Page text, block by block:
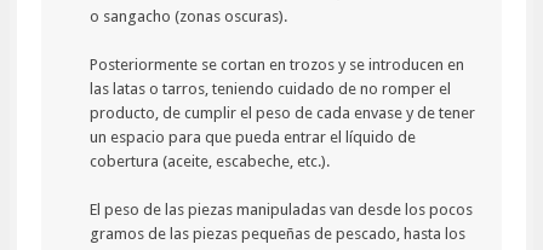
o sangacho (zonas oscuras).
Posteriormente se cortan en trozos y se introducen en
las latas o tarros, teniendo cuidado de no romper el
producto, de cumplir el peso de cada envase y de tener
un espacio para que pueda entrar el líquido de
cobertura (aceite, escabeche, etc.).
El peso de las piezas manipuladas van desde los pocos
gramos de las piezas pequeñas de pescado, hasta los